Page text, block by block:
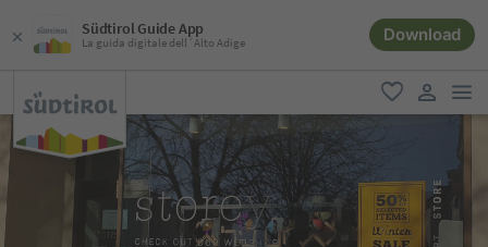
Südtirol Guide App
La guida digitale dell´Alto Adige Download
favoriti
user link